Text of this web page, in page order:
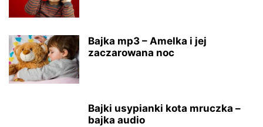
Bajka mp3 – Amelka i jej
zaczarowana noc
Bajki usypianki kota mruczka –
bajka audio